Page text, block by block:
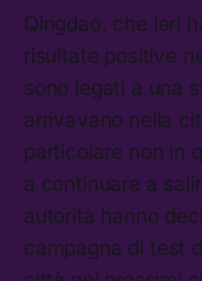
Qingdao, che ieri
risultate positive
sono legati a una
arrivavano nella
particolare non in
a continuare a
autorità hanno
campagna di test